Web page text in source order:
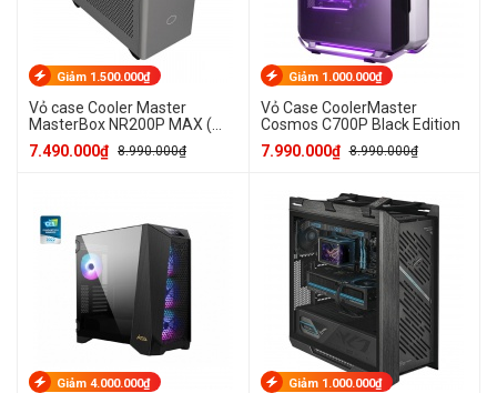
Giảm 1.500.000₫
Vỏ case Cooler Master
MasterBox NR200P MAX (
Mini ITX Tower/Màu Đen/
PCIe Gen4, SFX 850W, AIO
7.490.000₫ 8.990.000₫
Giảm 1.000.000₫
Vỏ Case CoolerMaster
Cosmos C700P Black Edition
7.990.000₫ 8.990.000₫
Giảm 4.000.000₫ Giảm 1.000.000₫